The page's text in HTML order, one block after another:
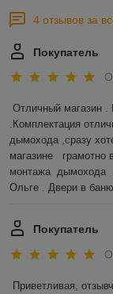
4 отзывов за
Покупатель
Отличный магазин .
.Комплектация
дымохода ,сразу
магазине
монтажа  дымохода
Ольге . Двери в
Покупатель
Приветливая,